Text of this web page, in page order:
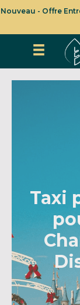
Nouveau - Offre
Taxi